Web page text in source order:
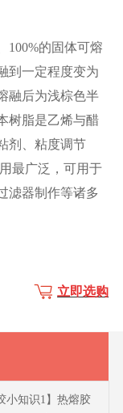
100%的固体可熔
到一定程度变为
融后为浅棕色半
树脂是乙烯与醋
剂、粘度调节
最广泛，可用于
滤器制作等诸多
立即选购
小知识1】热熔胶